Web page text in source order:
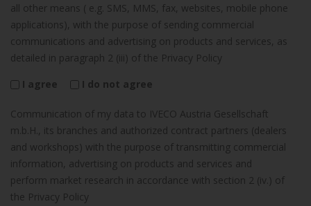
all other means ( e.g. SMS, MMS, fax, websites, mobile phone
applications), with the purpose of sending commercial
communications and advertising on products and services, as
detailed in paragraph 2 (iii) of the Privacy Policy
I agree
I do not agree
Communication of my data to IVECO Austria Gesellschaft
m.b.H., its branches and authorized contract partners (dealers
and workshops) with the purpose of transmitting commercial
information, advertising on products and services and
perform market research in accordance with section 2 (iv.) of
the Privacy Policy